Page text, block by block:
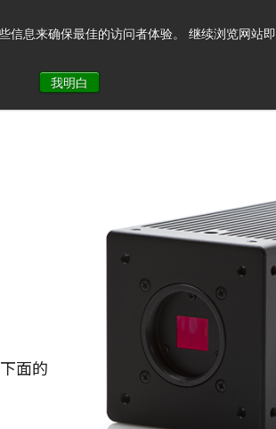
息来确保最佳的访问者体验。 继续浏览网
我明白
面的